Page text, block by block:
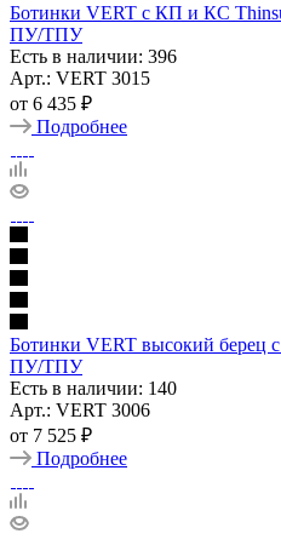
Ботинки VERT с КП и КС
ПУ/ТПУ
Есть в наличии: 396
Арт.: VERT 3015
от 6 435 ₽
Подробнее
Ботинки VERT высокий
ПУ/ТПУ
Есть в наличии: 140
Арт.: VERT 3006
от 7 525 ₽
Подробнее